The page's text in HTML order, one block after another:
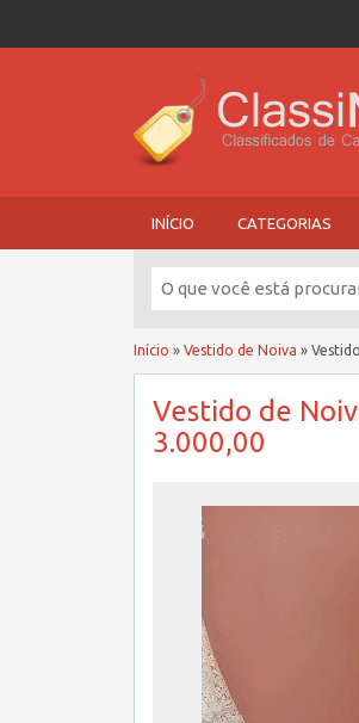
INÍCIO CATEGORIAS
Início » Vestido de Noiva »
Vestido de
3.000,00